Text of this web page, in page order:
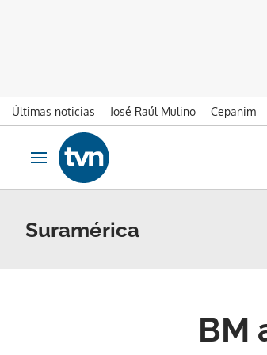
Últimas noticias José Raúl Mulino Cepanim
Ir al contenido
Obrir navegació
Suramérica
BM